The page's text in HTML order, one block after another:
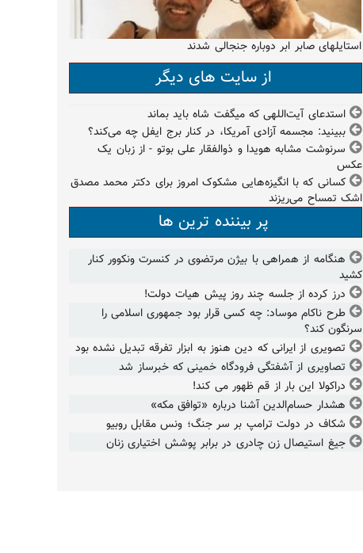
استایلهای صابر ابر دوباره جنجالی شدند
از سایت های دیگر
استدعای آیت‌اللهی که میگفت شاه باید بماند
ببینید: مجسمه آزادی آمریکا، در کنار برج ایفل چه می‌کند؟
سرنوشت مشابه هویدا و ذوالفقار علی بوتو - از زبان یک
عکس
کسانی که با انگیزه‌هایی مشکوک امروز برای دکتر محمد مصدق
اشک تمساح می‌ریزند
پر بیننده ترین ها
هنگامه از همراهی با بیژن مرتضوی در کنسرت ونکوور کنار
کشید
درز کرده از جلسه چند روز پیش هیات دولت!
طرح ناکام موساد: چه کسی قرار بود جمهوری اسلامی را
سرنگون کند؟
تصویری از ایرانی که دین هنوز به ابزار تفرقه تبدیل نشده بود
تصاویری از آشفتگی فرودگاه خمینی که خبرساز شد
دراکولا این بار از قم ظهور می کند!
هشدار حسام‌الدین آشنا درباره «توافق مکه»
شکاف در دولت ترامپ بر سر جنگ؛ ونس مقابل روبیو
جیغ استیصال زن چادری در برابر پوشش اختیاری زنان